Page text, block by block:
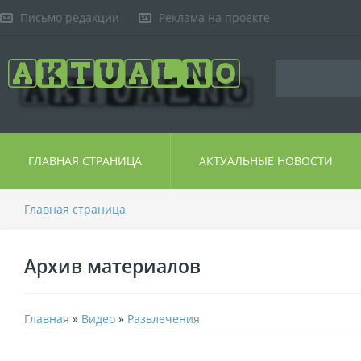
Письмо редакции Реклама на проекте
ГЛАВНАЯ СТРАНИЦА АКТУАЛЬНЫЕ НОВОСТИ
Главная страница
Архив материалов
Главная » Видео » Развлечения